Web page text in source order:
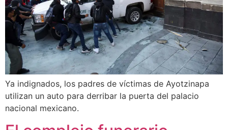
Ya indignados, los padres de víctimas de Ayotzinapa
utilizan un auto para derribar la puerta del palacio
nacional mexicano.